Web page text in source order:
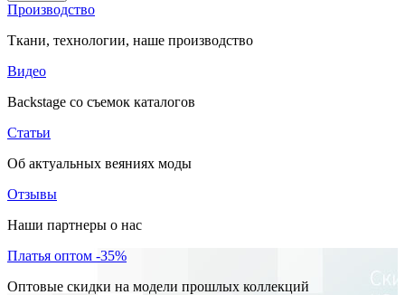
Производство
Ткани, технологии, наше производство
Видео
Backstage со съемок каталогов
Статьи
Об актуальных веяниях моды
Отзывы
Наши партнеры о нас
Платья оптом -35%
Оптовые скидки на модели прошлых коллекций